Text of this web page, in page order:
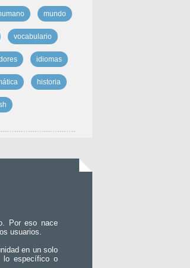
mundo
vocabulario
idiomas
historia
Por eso nace
usuarios.
en un solo
lo específico o